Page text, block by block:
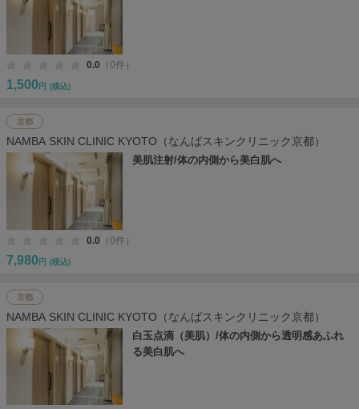
0.0 （0件）
1,500 円 (税込)
京都
NAMBA SKIN CLINIC KYOTO（なんばスキンクリニック京都）
美肌注射/体の内側から美白肌へ
0.0 （0件）
7,980 円 (税込)
京都
NAMBA SKIN CLINIC KYOTO（なんばスキンクリニック京都）
白玉点滴（美肌）/体の内側から透明感あふれ
る美白肌へ